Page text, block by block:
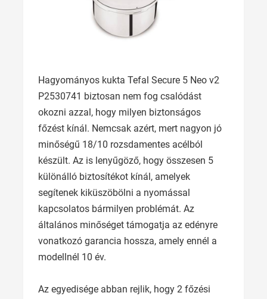
Hagyományos kukta Tefal Secure 5 Neo v2
P2530741 biztosan nem fog csalódást
okozni azzal, hogy milyen biztonságos
főzést kínál. Nemcsak azért, mert nagyon jó
minőségű 18/10 rozsdamentes acélból
készült. Az is lenyűgöző, hogy összesen 5
különálló biztosítékot kínál, amelyek
segítenek kiküszöbölni a nyomással
kapcsolatos bármilyen problémát. Az
általános minőséget támogatja az edényre
vonatkozó garancia hossza, amely ennél a
modellnél 10 év.
Az egyedisége abban rejlik, hogy 2 főzési